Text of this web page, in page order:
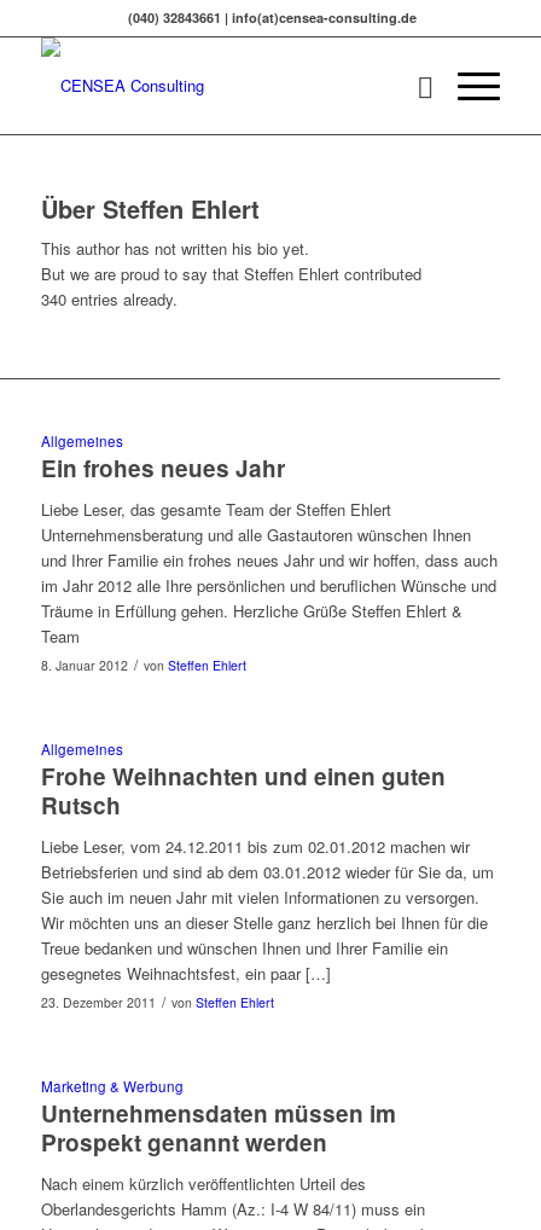
(040) 32843661 | info(at)censea-consulting.de
Über Steffen Ehlert
This author has not written his bio yet.
But we are proud to say that Steffen Ehlertcontributed
340 entries already.
Allgemeines
Ein frohes neues Jahr
Liebe Leser, das gesamte Team der Steffen Ehlert
Unternehmensberatung und alle Gastautoren wünschen Ihnen
und Ihrer Familie ein frohes neues Jahr und wir hoffen, dass auch
im Jahr 2012 alle Ihre persönlichen und beruflichen Wünsche und
Träume in Erfüllung gehen. Herzliche Grüße Steffen Ehlert &
Team
8. Januar 2012 / von Steffen Ehlert
Allgemeines
Frohe Weihnachten und einen guten
Rutsch
Liebe Leser, vom 24.12.2011 bis zum 02.01.2012 machen wir
Betriebsferien und sind ab dem 03.01.2012 wieder für Sie da, um
Sie auch im neuen Jahr mit vielen Informationen zu versorgen.
Wir möchten uns an dieser Stelle ganz herzlich bei Ihnen für die
Treue bedanken und wünschen Ihnen und Ihrer Familie ein
gesegnetes Weihnachtsfest, ein paar […]
23. Dezember 2011 / von Steffen Ehlert
Marketing & Werbung
Unternehmensdaten müssen im
Prospekt genannt werden
Nach einem kürzlich veröffentlichten Urteil des
Oberlandesgerichts Hamm (Az.: I-4 W 84/11) muss ein